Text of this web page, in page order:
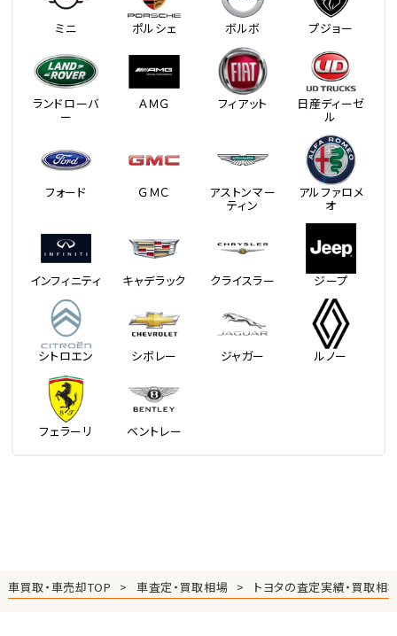
ミニ ポルシェ ボルボ プジョー
ランドローバ
ー
ＡＭＧ フィアット 日産ディーゼ
ル
フォード ＧＭＣ アストンマー
ティン
アルファロメ
オ
インフィニティ キャデラック クライスラー ジープ
シトロエン シボレー ジャガー ルノー
フェラーリ ベントレー
車買取・車売却TOP 車査定・買取相場 トヨタの査定実績・買取相